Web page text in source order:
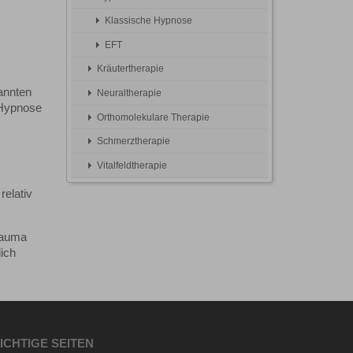
Klassische Hypnose
EFT
Kräutertherapie
Neuraltherapie
Orthomolekulare Therapie
Schmerztherapie
Vitalfeldtherapie
SEITEN